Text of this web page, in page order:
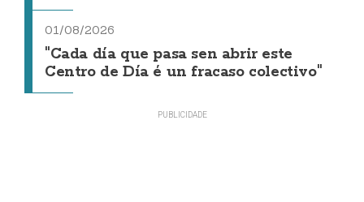
01/08/2026
"Cada día que pasa sen abrir este
Centro de Día é un fracaso colectivo"